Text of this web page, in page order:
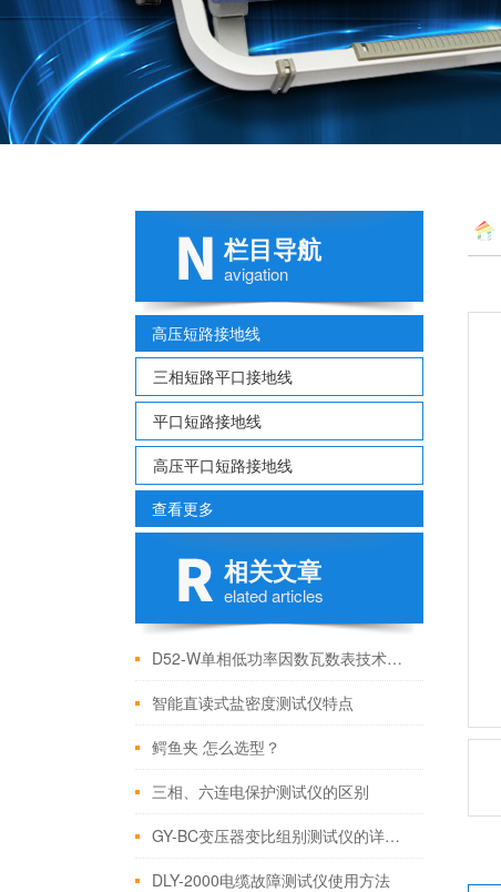
栏目导航
avigation
高压短路接地线
三相短路平口接地线
平口短路接地线
高压平口短路接地线
查看更多
相关文章
elated articles
D52-W单相低功率因数瓦数表技术参数
智能直读式盐密度测试仪特点
鳄鱼夹 怎么选型？
三相、六连电保护测试仪的区别
GY-BC变压器变比组别测试仪的详细资料
DLY-2000电缆故障测试仪使用方法